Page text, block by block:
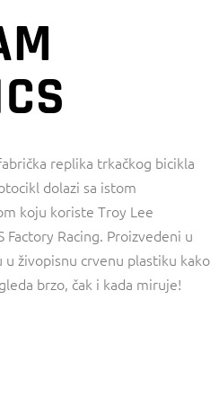
replika trkačkog bicikla
dolazi sa istom
koju koriste Troy Lee
Factory Racing. Proizvedeni u
u živopisnu crvenu plastiku kako
brzo, čak i kada miruje!